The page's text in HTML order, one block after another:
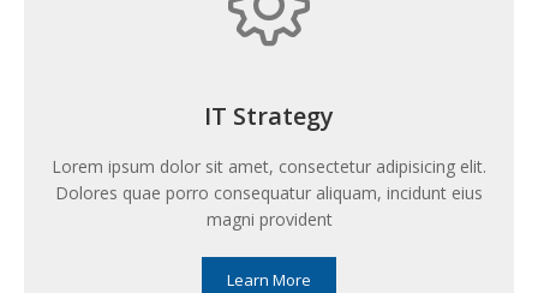
IT Strategy
Lorem ipsum dolor sit amet, consectetur adipisicing elit.
Dolores quae porro consequatur aliquam, incidunt eius
magni provident
Learn More